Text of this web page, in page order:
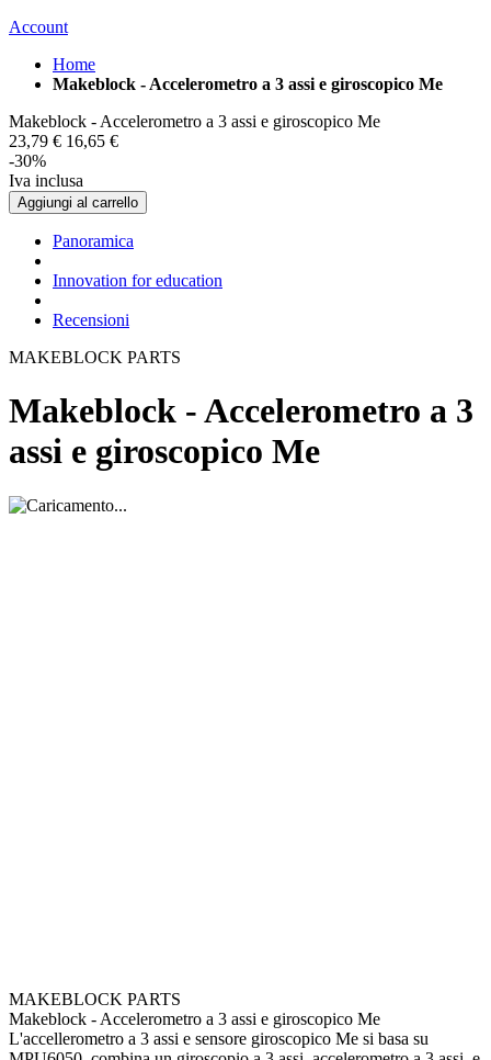
Account
Home
Makeblock - Accelerometro a 3 assi e giroscopico Me
Makeblock - Accelerometro a 3 assi e giroscopico Me
23,79 € 16,65 €
-30%
Iva inclusa
Aggiungi al carrello
Panoramica
Innovation for education
Recensioni
MAKEBLOCK PARTS
Makeblock - Accelerometro a 3
assi e giroscopico Me
MAKEBLOCK PARTS
Makeblock - Accelerometro a 3 assi e giroscopico Me
L'accellerometro a 3 assi e sensore giroscopico Me si basa su